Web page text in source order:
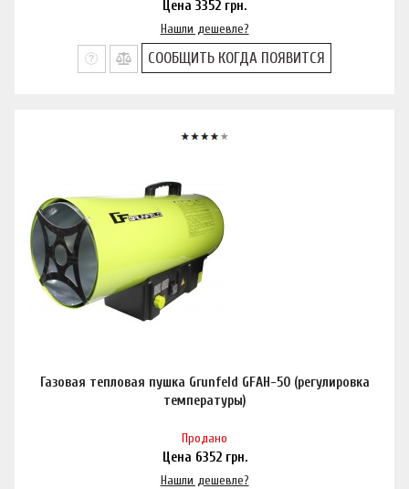
Цена 3352 грн.
Нашли дешевле?
СООБЩИТЬ КОГДА ПОЯВИТСЯ
Газовая тепловая пушка Grunfeld GFAH-50 (регулировка
температуры)
Продано
Цена 6352грн.
Нашли дешевле?